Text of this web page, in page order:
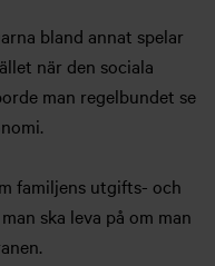
bland annat spelar
när den sociala
man regelbundet se
familjens utgifts- och
ska leva på om man